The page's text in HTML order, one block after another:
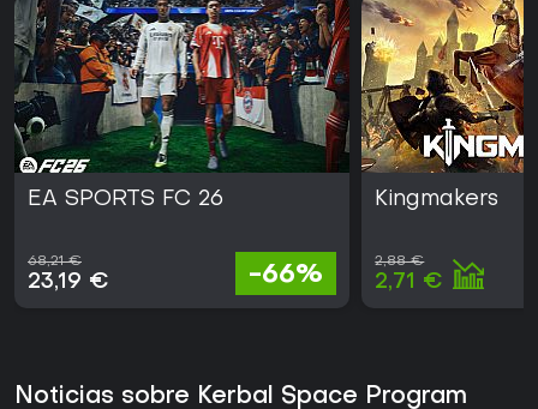
EA SPORTS FC 26
68,21 €
23,19 € -66%
Kingmakers
2,88 €
2,71 €
Noticias sobre Kerbal Space Program